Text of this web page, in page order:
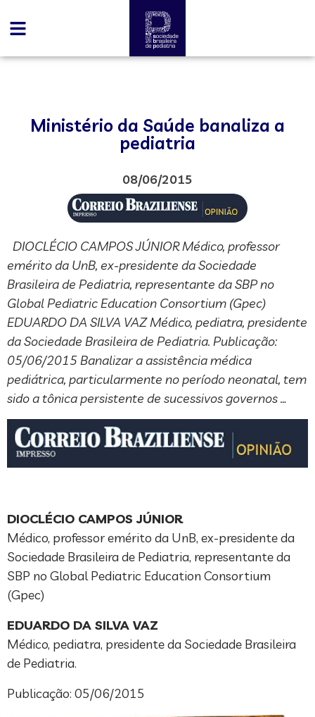
Ministério da Saúde banaliza a
pediatria
08/06/2015
DIOCLÉCIO CAMPOS JÚNIOR Médico, professor
emérito da UnB, ex-presidente da Sociedade
Brasileira de Pediatria, representante da SBP no
Global Pediatric Education Consortium (Gpec)
EDUARDO DA SILVA VAZ Médico, pediatra, presidente
da Sociedade Brasileira de Pediatria. Publicação:
05/06/2015 Banalizar a assistência médica
pediátrica, particularmente no período neonatal, tem
sido a tônica persistente de sucessivos governos …
DIOCLÉCIO CAMPOS JÚNIOR
Médico, professor emérito da UnB, ex-presidente da
Sociedade Brasileira de Pediatria, representante da
SBP no Global Pediatric Education Consortium
(Gpec)
EDUARDO DA SILVA VAZ
Médico, pediatra, presidente da Sociedade Brasileira
de Pediatria.
Publicação: 05/06/2015